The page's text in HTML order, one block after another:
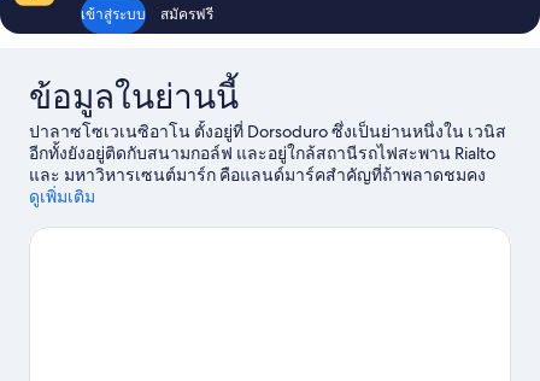
เข้าสู่ระบบ สมัครฟรี
ข้อมูลในย่านนี้
ปาลาซโซเวเนซิอาโน ตั้งอยู่ที่ Dorsoduro ซึ่งเป็นย่านหนึ่งใน เวนิส
อีกทั้งยังอยู่ติดกับสนามกอล์ฟ และอยู่ใกล้สถานีรถไฟสะพาน Rialto
และ มหาวิหารเซนต์มาร์ก คือแลนด์มาร์คสำคัญที่ถ้าพลาดชมคง
เสียดายแย่ ส่วนสถานที่สำหรับนักเดินทางที่ชื่นชอบการทำกิจกรรม
แวะไปชม Zattere และ Maritime Station นักเดินทางชื่นชอบ
ดูเพิ่มเติม